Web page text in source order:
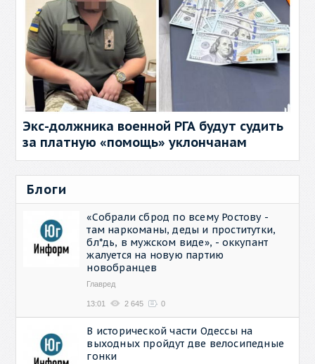
Экс-должника военной РГА будут судить
за платную «помощь» уклончанам
Блоги
«Собрали сброд по всему Ростову -
там наркоманы, деды и проститутки,
бл*дь, в мужском виде», - оккупант
жалуется на новую партию
новобранцев
Главред
13:01 2 645 0
В исторической части Одессы на
выходных пройдут две велосипедные
гонки